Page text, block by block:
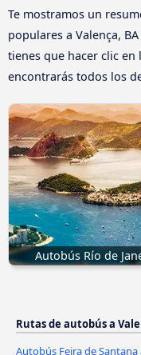
Te mostramos un
populares a Valença,
tienes que hacer clic en
encontrarás todos los
Autobús Río de
Rutas de autobús a
Autobús Feira de Santana